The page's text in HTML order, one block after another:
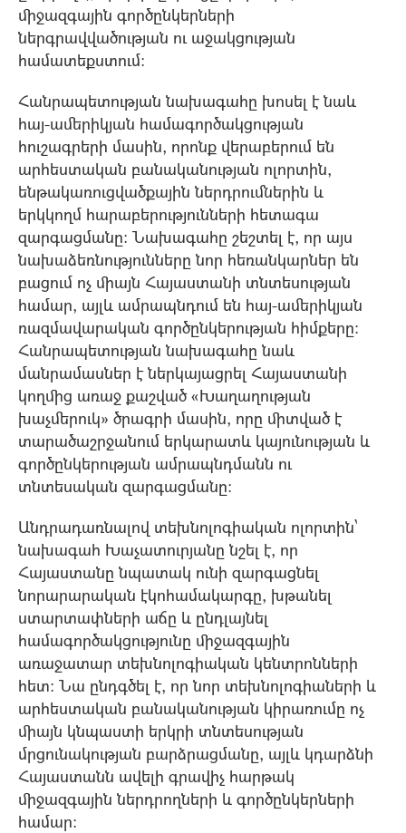
միջազգային գործընկերների
ներգրավվածության ու աջակցության
համատեքստում։
Հանրապետության նախագահը խոսել է նաև
հայ-ամերիկյան համագործակցության
հուշագրերի մասին, որոնք վերաբերում են
արհեստական բանականության ոլորտին,
ենթակառուցվածքային ներդրումներին և
երկկողմ հարաբերությունների հետագա
զարգացմանը։ Նախագահը շեշտել է, որ այս
նախաձեռնությունները նոր հեռանկարներ են
բացում ոչ միայն Հայաստանի տնտեսության
համար, այլև ամրապնդում են հայ-ամերիկյան
ռազմավարական գործընկերության հիմքերը։
Հանրապետության նախագահը նաև
մանրամասներ է ներկայացրել Հայաստանի
կողմից առաջ քաշված «Խաղաղության
խաչմերուկ» ծրագրի մասին, որը միտված է
տարածաշրջանում երկարատև կայունության և
գործընկերության ամրապնդմանն ու
տնտեսական զարգացմանը:
Անդրադառնալով տեխնոլոգիական ոլորտին՝
նախագահ Խաչատուրյանը նշել է, որ
Հայաստանը նպատակ ունի զարգացնել
նորարարական էկոհամակարգը, խթանել
ստարտափների աճը և ընդլայնել
համագործակցությունը միջազգային
առաջատար տեխնոլոգիական կենտրոնների
հետ։ Նա ընդգծել է, որ նոր տեխնոլոգիաների և
արհեստական բանականության կիրառումը ոչ
միայն կնպաստի երկրի տնտեսության
մրցունակության բարձրացմանը, այլև կդարձնի
Հայաստանն ավելի գրավիչ հարթակ
միջազգային ներդրողների և գործընկերների
համար։